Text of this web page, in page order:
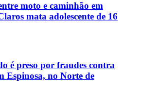
moto e caminhão em
mata adolescente de 16
é preso por fraudes contra
Espinosa, no Norte de